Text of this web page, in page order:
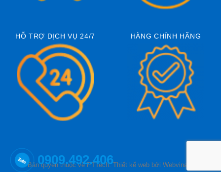
HỖ TRỢ DỊCH VỤ 24/7 HÀNG CHÍNH HÃNG
© Bản quyền thuộc về PTTech.Thiết kế web bởi Webvina.net.
0909.492.406